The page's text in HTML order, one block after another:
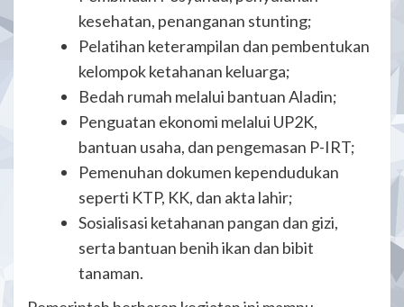
kesehatan, penanganan stunting;
Pelatihan keterampilan dan pembentukan
kelompok ketahanan keluarga;
Bedah rumah melalui bantuan Aladin;
Penguatan ekonomi melalui UP2K,
bantuan usaha, dan pengemasan P-IRT;
Pemenuhan dokumen kependudukan
seperti KTP, KK, dan akta lahir;
Sosialisasi ketahanan pangan dan gizi,
serta bantuan benih ikan dan bibit
tanaman.